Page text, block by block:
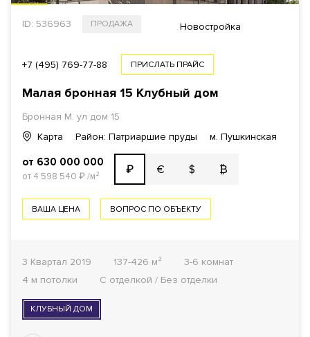
ID: 536963 ПРОДАЖА Новостройка
+7 (495) 769-77-88 ПРИСЛАТЬ ПРАЙС
Малая бронная 15 Клубный дом
Бронная М. ул дом 15
Карта
Район: Патриаршие пруды м. Пушкинская
от 630 000 000
от 4 598 540 ₽/м² ₽ € $ ₿
ВАША ЦЕНА ВОПРОС ПО ОБЪЕКТУ
3 Квартал 2019 137-426 м²
3-6 комнат
4 м потолки
С отделкой / Без отделки
КЛУБНЫЙ ДОМ